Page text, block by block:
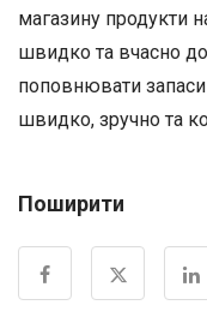
магазину продукти
швидко та вчасно
поповнювати
швидко, зручно та
Поширити